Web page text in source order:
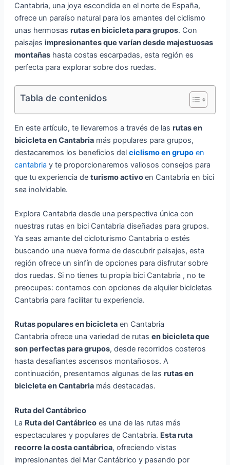
Cantabria, una joya escondida en el norte de España,
ofrece un paraíso natural para los amantes del ciclismo
unas hermosas rutas en bicicleta para grupos. Con
paisajes impresionantes que varían desde majestuosas
montañashasta costas escarpadas, esta región es
perfecta para explorar sobre dos ruedas.
Tabla de contenidos
En este artículo, te llevaremos a través de las rutas en
bicicleta en Cantabriamás populares para grupos,
destacaremos los beneficios del ciclismo en grupoen
cantabria y te proporcionaremos valiosos consejos para
que tu experiencia de turismo activoen Cantabria en bici
sea inolvidable.
Explora Cantabria desde una perspectiva única con
nuestras rutas en bici Cantabria diseñadas para grupos.
Ya seas amante del cicloturismo Cantabria o estés
buscando una nueva forma de descubrir paisajes, esta
región ofrece un sinfín de opciones para disfrutar sobre
dos ruedas. Si no tienes tu propia bici Cantabria , no te
preocupes: contamos con opciones de alquiler bicicletas
Cantabria para facilitar tu experiencia.
Rutas populares en bicicletaen Cantabria
Cantabria ofrece una variedad de rutas en bicicleta que
son perfectas para grupos, desde recorridos costeros
hasta desafiantes ascensos montañosos. A
continuación, presentamos algunas de las rutas en
bicicleta en Cantabriamás destacadas.
Ruta del Cantábrico
La Ruta del Cantábricoes una de las rutas más
espectaculares y populares de Cantabria. Esta ruta
recorre la costa cantábrica, ofreciendo vistas
impresionantes del Mar Cantábrico y pasando por